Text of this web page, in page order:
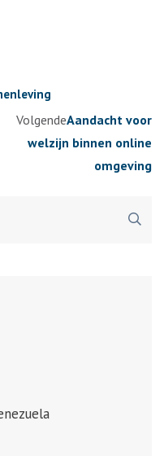
VolgendeAandacht voor
welzijn binnen online
omgeving